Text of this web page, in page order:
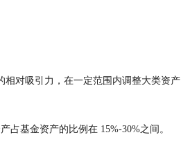
相对吸引力，在一定范围内调整大类资产
占基金资产的比例在 15%-30%之间。